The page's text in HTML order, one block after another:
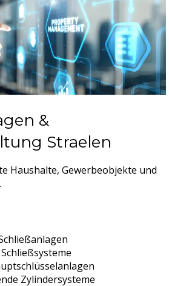
&
Straelen
Haushalte, Gewerbeobjekte und
Zylindersysteme